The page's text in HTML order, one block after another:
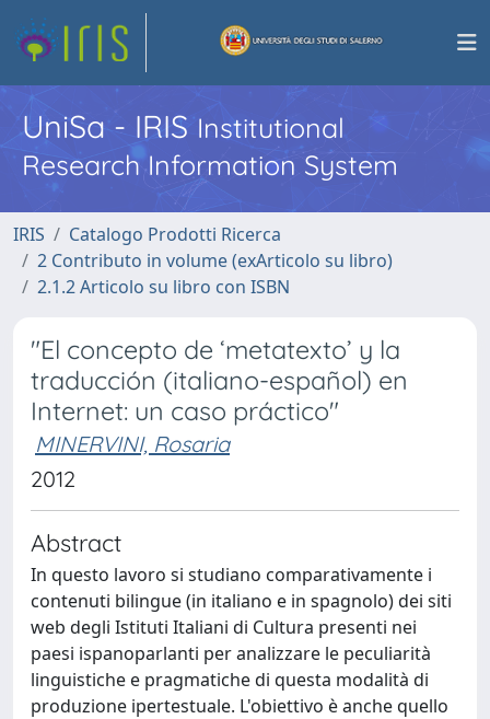
UniSa - IRISInstitutional
Research Information System
IRIS
Catalogo Prodotti Ricerca
2 Contributo in volume (exArticolo su libro)
2.1.2 Articolo su libro con ISBN
"El concepto de ‘metatexto’ y la
traducción (italiano-español) en
Internet: un caso práctico"
MINERVINI, Rosaria
2012
Abstract
In questo lavoro si studiano comparativamente i
contenuti bilingue (in italiano e in spagnolo) dei siti
web degli Istituti Italiani di Cultura presenti nei
paesi ispanoparlanti per analizzare le peculiarità
linguistiche e pragmatiche di questa modalità di
produzione ipertestuale. L'obiettivo è anche quello